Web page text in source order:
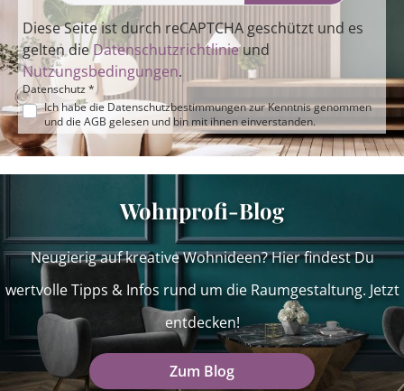
Diese Seite ist durch reCAPTCHA geschützt und es
gelten dieDatenschutzrichtlinieund
Nutzungsbedingungen.
Datenschutz *
Ich habe die Datenschutzbestimmungenzur Kenntnis genommen
und die AGB gelesen und bin mit ihnen einverstanden.
Wohnprofi-Blog
Neugierig auf kreative Wohnideen? Hier findest Du
wertvolle Tipps & Infos rund um die Raumgestaltung. Jetzt
entdecken!
Zum Blog